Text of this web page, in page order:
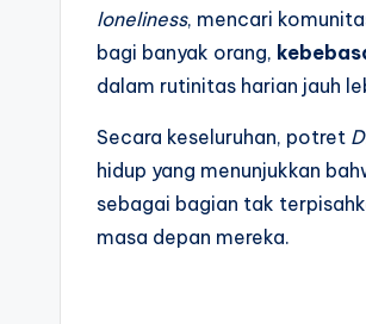
loneliness, mencari
bagi banyak orang,
dalam rutinitas harian jauh
Secara keseluruhan, potret
hidup yang menunjukkan
sebagai bagian tak
masa depan mereka.